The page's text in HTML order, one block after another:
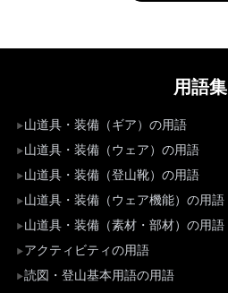
用語集
山道具・装備（ギア）の用語
山道具・装備（ウェア）の用語
山道具・装備（登山靴）の用語
山道具・装備（ウェア機能）の用語
山道具・装備（素材・部材）の用語
アクティビティの用語
読図・登山基本用語の用語